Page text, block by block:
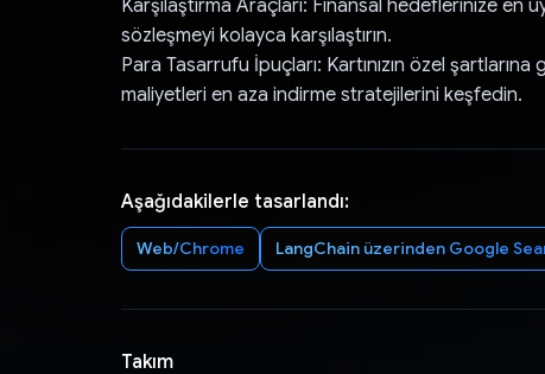
Karşılaştırma Araçları: Finansal hedeflerinize en
sözleşmeyi kolayca karşılaştırın.
Para Tasarrufu İpuçları: Kartınızın özel
maliyetleri en aza indirme stratejilerini keşfedin.
Aşağıdakilerle tasarlandı:
Web/Chrome LangChain üzerinden Google
Takım